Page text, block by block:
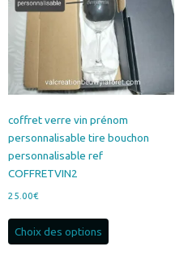
coffret verre vin prénom
personnalisable tire bouchon
personnalisable ref
COFFRETVIN2
25.00€
Choix des options